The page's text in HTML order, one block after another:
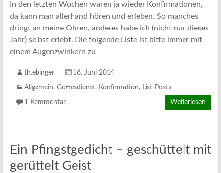
In den letzten Wochen waren ja wieder Konfirmationen,
da kann man allerhand hören und erleben. So manches
dringt an meine Ohren, anderes habe ich (nicht nur dieses
Jahr) selbst erlebt. Die folgende Liste ist bitte immer mit
einem Augenzwinkern zu
th.ebinger 16. Juni 2014
Allgemein, Gottesdienst, Konfirmation, List-Posts
1 Kommentar Weiterlesen
Ein Pfingstgedicht – geschüttelt mit
gerüttelt Geist